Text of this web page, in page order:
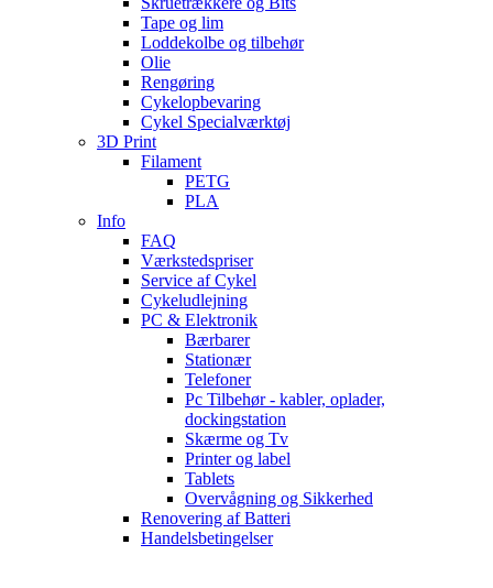
Tape og lim
Loddekolbe og tilbehør
Olie
Rengøring
Cykelopbevaring
Cykel Specialværktøj
3D Print
Filament
PETG
PLA
Info
FAQ
Værkstedspriser
Service af Cykel
Cykeludlejning
PC & Elektronik
Bærbarer
Stationær
Telefoner
Pc Tilbehør - kabler, oplader,
dockingstation
Skærme og Tv
Printer og label
Tablets
Overvågning og Sikkerhed
Renovering af Batteri
Handelsbetingelser